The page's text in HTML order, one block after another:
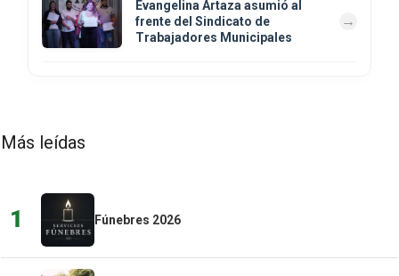
Evangelina Artaza asumió al
frente del Sindicato de
Trabajadores Municipales
Más leídas
1 Fúnebres 2026